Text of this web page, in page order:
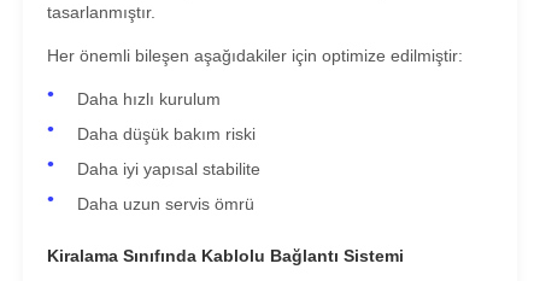
Bir İndirim İste
LED Video Duvar Ekranı
LED ekran ekranı
konser led ekranı
tasarlanmıştır.
Her önemli bileşen aşağıdakiler için optimize edilmiştir:
Daha hızlı kurulum
Daha düşük bakım riski
Daha iyi yapısal stabilite
Daha uzun servis ömrü
Kiralama Sınıfında Kablolu Bağlantı Sistemi